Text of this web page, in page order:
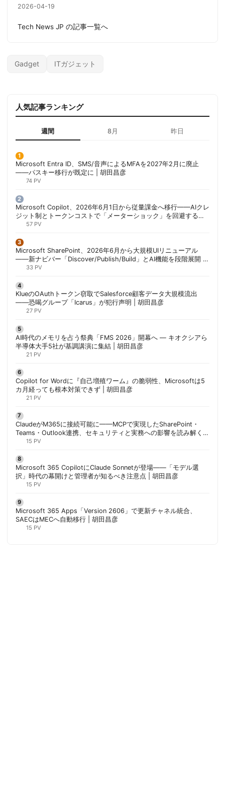
2026-04-19
Tech News JP の記事一覧へ
Gadget ITガジェット
人気記事ランキング
週間 8月 昨日
Microsoft Entra ID、SMS/音声によるMFAを2027年2月に廃止
——パスキー移行が既定に | 胡田昌彦
74 PV
Microsoft Copilot、2026年6月1日から従量課金へ移行——AIクレ
ジット制とトークンコストで「メーターショック」を回避する方
法 | 胡田昌彦
57 PV
Microsoft SharePoint、2026年6月から大規模UIリニューアル
——新ナビバー「Discover/Publish/Build」とAI機能を段階展開 |
胡田昌彦
33 PV
KlueのOAuthトークン窃取でSalesforce顧客データ大規模流出
——恐喝グループ「Icarus」が犯行声明 | 胡田昌彦
27 PV
AI時代のメモリを占う祭典「FMS 2026」開幕へ ― キオクシアら
半導体大手5社が基調講演に集結 | 胡田昌彦
21 PV
Copilot for Wordに『自己増殖ワーム』の脆弱性、Microsoftは5
カ月経っても根本対策できず | 胡田昌彦
21 PV
ClaudeがM365に接続可能に——MCPで実現したSharePoint・
Teams・Outlook連携、セキュリティと実務への影響を読み解く |
胡田昌彦
15 PV
Microsoft 365 CopilotにClaude Sonnetが登場——「モデル選
択」時代の幕開けと管理者が知るべき注意点 | 胡田昌彦
15 PV
Microsoft 365 Apps「Version 2606」で更新チャネル統合、
SAECはMECへ自動移行 | 胡田昌彦
15 PV